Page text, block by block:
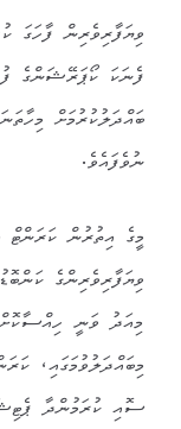
ވިޔަފާރިވެރިން ފާހަގަ
ފެނަކަ ކޯޕަރޭޝަންގެ
ބައްދަލުކުރުމަށް
ނުވެފައެވެ.
މީގެ އިތުރުން ކަރަންޓް
ވިޔަފާރިވެރިންގެ
މިއަދު ވަނީ
މިބައްދަލުވުމަގައި،
ސޮއި ކުރަމުންދާ